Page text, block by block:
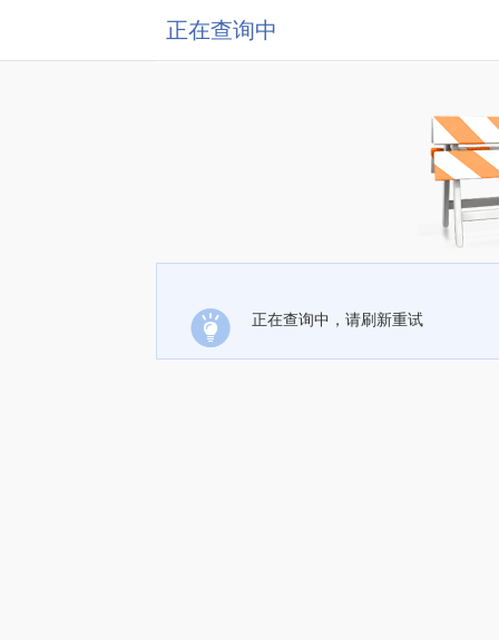
正在查询中
正在查询中，请刷新重试